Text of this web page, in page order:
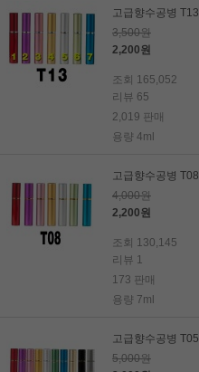
고급향수공병 T13
3,500원
2,200원
조회 165,052
리뷰 65
2,019 판매
용량 4ml
고급향수공병 T08
4,000원
2,200원
조회 130,145
리뷰 1
173 판매
용량 7ml
고급향수공병 T05
5,000원